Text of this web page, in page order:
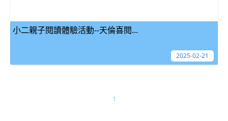
小二親子閱讀體驗活動--天倫喜閱...
2025-02-21
1